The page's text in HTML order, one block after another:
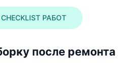
CHECKLIST РАБОТ
после ремонта